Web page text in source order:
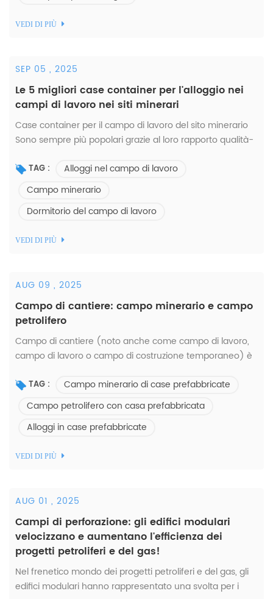
VEDI DI PIÙ
SEP 05 , 2025
Le 5 migliori case container per l'alloggio nei
campi di lavoro nei siti minerari
Case container per il campo di lavoro del sito minerario
Sono sempre più popolari grazie al loro rapporto qualità-
design. Resistono a tutti i ...
TAG :
Alloggi nel campo di lavoro
Campo minerario
Dormitorio del campo di lavoro
VEDI DI PIÙ
AUG 09 , 2025
Campo di cantiere: campo minerario e campo
petrolifero
Campo di cantiere (noto anche come campo di lavoro,
campo di lavoro o campo di costruzione temporaneo) è
alloggi, uffici, mensa e servizi di supporto...
TAG :
Campo minerario di case prefabbricate
Campo petrolifero con casa prefabbricata
Alloggi in case prefabbricate
VEDI DI PIÙ
AUG 01 , 2025
Campi di perforazione: gli edifici modulari
velocizzano e aumentano l'efficienza dei
progetti petroliferi e del gas!
Nel frenetico mondo dei progetti petroliferi e del gas, gli
edifici modulari hanno rappresentato una svolta per i